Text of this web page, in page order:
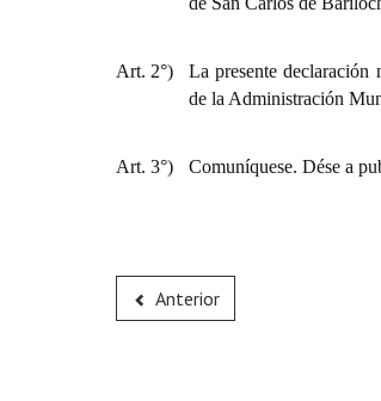
Art. 2°)
La presente declaración
de la Administración
Art. 3°) Comuníquese. Dése a
Anterior